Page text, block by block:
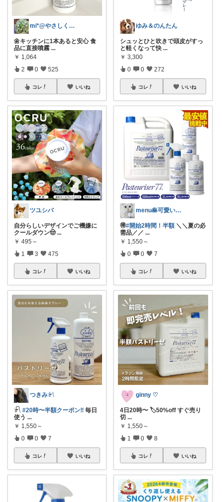
mi*@やさしく整う暮らし
🌼キッチンに1本あると安心 食
品に直接噴霧 ...
￥ 1,064
2 0 525
コレ いいね
ツユシバ
自分らしいデザインでご機嫌に
クールダウン🤠 ...
￥ 495～
1 3 475
コレ いいね
つきみ𓍯
𓍯 #20時〜半額クーポン‼︎ 毎日
使う ...
￥ 1,550～
0 0 7
コレ いいね
ゆみ＆のんたん
シュッとひと吹きで頭皮がすっ
と軽くなって快 ...
￥ 3,300
0 0 272
コレ いいね
menu🥞可愛い🌼美味しい🍴便利☘
🉐#開始2時間！半額 ＼＼夏の必
需品／／ ...
￥ 1,550～
0 0 7
コレ いいね
ginny ♡
4日20時〜 🏷️50%off すぐ売り
切 ...
￥ 1,550～
1 0 8
コレ いいね